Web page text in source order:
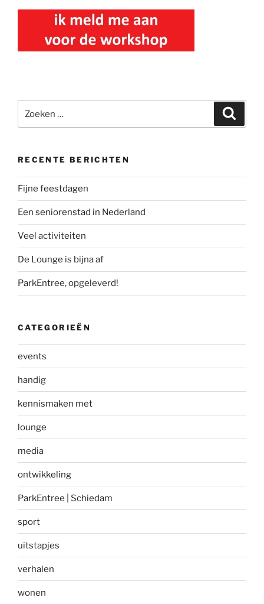
naar:
RECENTE BERICHTEN
Fijne feestdagen
Een seniorenstad in Nederland
Veel activiteiten
De Lounge is bijna af
ParkEntree, opgeleverd!
CATEGORIEËN
events
handig
kennismaken met
lounge
media
ontwikkeling
ParkEntree | Schiedam
sport
uitstapjes
verhalen
wonen